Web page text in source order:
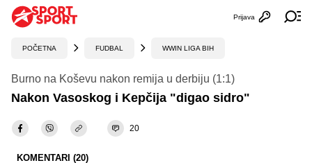
Otvori
Prijava
POČETNA FUDBAL WWIN LIGA BIH
Burno na Koševu nakon remija u derbiju (1:1)
Nakon Vasoskog i Kepčija "digao sidro"
20
KOMENTARI (20)